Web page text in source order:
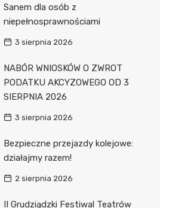
Sanem dla osób z
niepełnosprawnościami
3 sierpnia 2026
NABÓR WNIOSKÓW O ZWROT
PODATKU AKCYZOWEGO OD 3
SIERPNIA 2026
3 sierpnia 2026
Bezpieczne przejazdy kolejowe:
działajmy razem!
2 sierpnia 2026
II Grudziądzki Festiwal Teatrów